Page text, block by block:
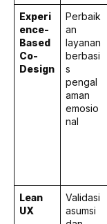
Experi
ence-
Based
Co-
Design
Perbaik
an
layanan
berbasi
s
pengal
aman
emosio
nal
Lean
UX
Validasi
asumsi